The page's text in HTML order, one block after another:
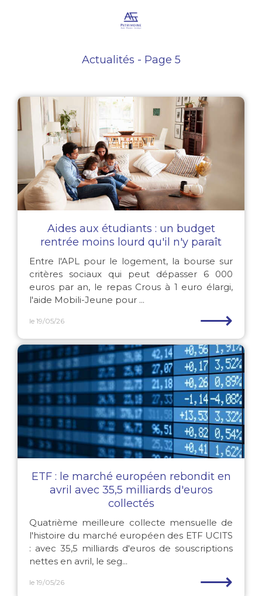
Actualités - Page 5
Aides aux étudiants : un budget
rentrée moins lourd qu'il n'y paraît
Entre l'APL pour le logement, la bourse sur
critères sociaux qui peut dépasser 6 000
euros par an, le repas Crous à 1 euro élargi,
l'aide Mobili-Jeune pour ...
le 19/05/26 ⟶
ETF : le marché européen rebondit en
avril avec 35,5 milliards d'euros
collectés
Quatrième meilleure collecte mensuelle de
l'histoire du marché européen des ETF UCITS
: avec 35,5 milliards d'euros de souscriptions
nettes en avril, le seg...
le 19/05/26 ⟶